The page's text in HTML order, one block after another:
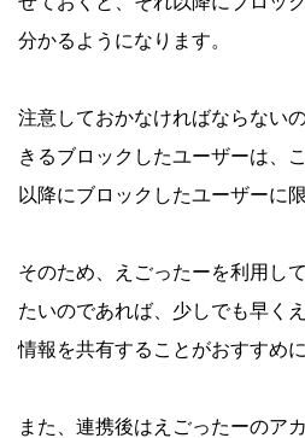
分かるようになります。
注意しておかなければならない
きるブロックしたユーザーは、
以降にブロックしたユーザーに
そのため、えごったーを利用し
たいのであれば、少しでも早く
情報を共有することがおすすめに
また、連携後はえごったーのア